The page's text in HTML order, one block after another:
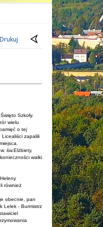
Drukuj
Szkoły.
wielu
o tej
zapalili
św.Elżbiety,
walki
również
obecnie, pan
Lelek - Burmistrz